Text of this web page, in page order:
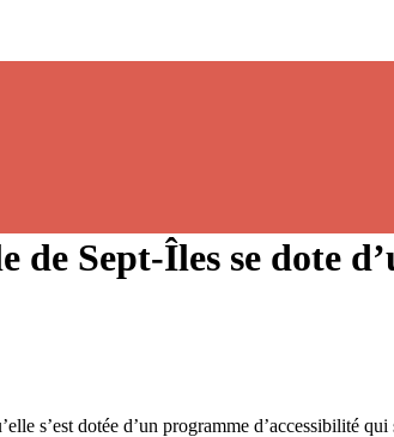
Sept-Îles se dote
s’est dotée d’un programme d’accessibilité